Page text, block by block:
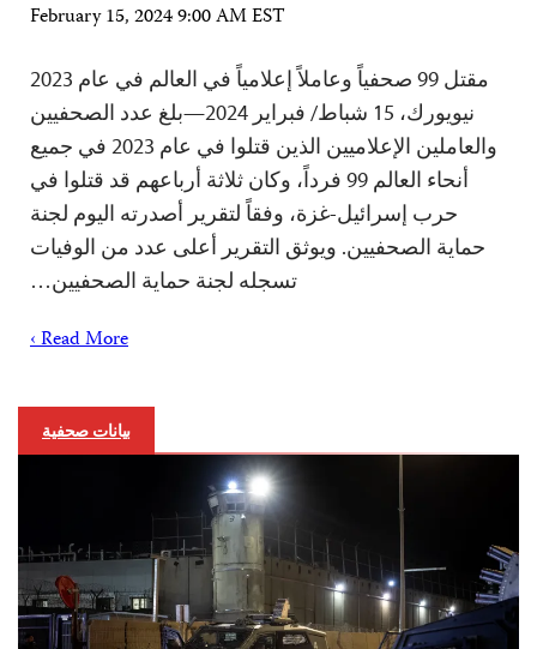
February 15, 2024 9:00 AM EST
مقتل 99 صحفياً وعاملاً إعلامياً في العالم في عام 2023
نيويورك، 15 شباط/ فبراير 2024—بلغ عدد الصحفيين
والعاملين الإعلاميين الذين قتلوا في عام 2023 في جميع
أنحاء العالم 99 فرداً، وكان ثلاثة أرباعهم قد قتلوا في
حرب إسرائيل-غزة، وفقاً لتقرير أصدرته اليوم لجنة
حماية الصحفيين. ويوثق التقرير أعلى عدد من الوفيات
تسجله لجنة حماية الصحفيين…
Read More ›
بيانات صحفية